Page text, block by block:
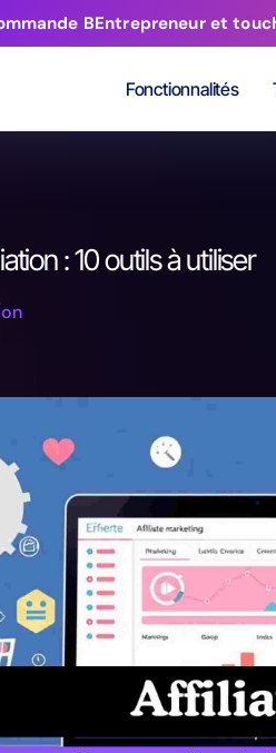
BEntrepreneur et
Fonctionnalités
: 10 outils à utiliser